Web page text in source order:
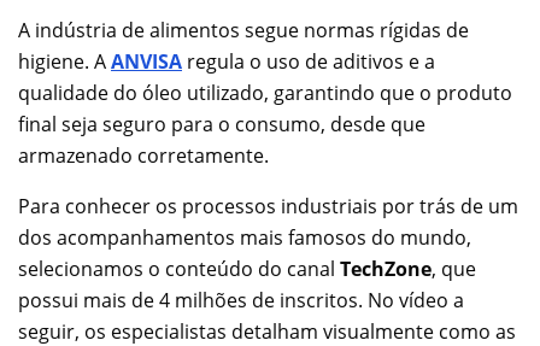
A indústria de alimentos segue normas rígidas de
higiene. AANVISA regula o uso de aditivos e a
qualidade do óleo utilizado, garantindo que o produto
final seja seguro para o consumo, desde que
armazenado corretamente.
Para conhecer os processos industriais por trás de um
dos acompanhamentos mais famosos do mundo,
selecionamos o conteúdo do canal TechZone, que
possui mais de 4 milhões de inscritos. No vídeo a
seguir, os especialistas detalham visualmente como as